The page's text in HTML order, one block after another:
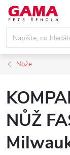
Přejít
obsah
Nože
NŮŽ